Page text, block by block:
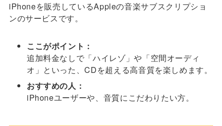
iPhoneを販売しているAppleの音楽サブスクリプショ
ンのサービスです。
ここがポイント：
追加料金なしで「ハイレゾ」や「空間オーディ
オ」といった、CDを超える高音質を楽しめます。
おすすめの人：
iPhoneユーザーや、音質にこだわりたい方。